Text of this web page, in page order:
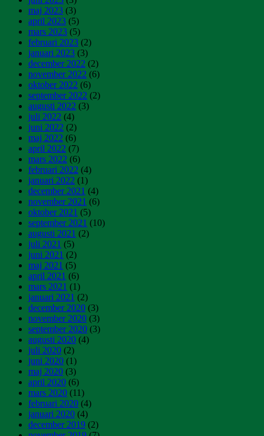
maj 2023 (3)
april 2023 (5)
mars 2023 (5)
februari 2023 (2)
januari 2023 (3)
december 2022 (2)
november 2022 (6)
oktober 2022 (6)
september 2022 (2)
augusti 2022 (3)
juli 2022 (4)
juni 2022 (2)
maj 2022 (6)
april 2022 (7)
mars 2022 (6)
februari 2022 (4)
januari 2022 (1)
december 2021 (4)
november 2021 (6)
oktober 2021 (5)
september 2021 (10)
augusti 2021 (2)
juli 2021 (5)
juni 2021 (2)
maj 2021 (5)
april 2021 (6)
mars 2021 (1)
januari 2021 (2)
december 2020 (3)
november 2020 (3)
september 2020 (3)
augusti 2020 (4)
juli 2020 (2)
juni 2020 (1)
maj 2020 (3)
april 2020 (6)
mars 2020 (11)
februari 2020 (4)
januari 2020 (4)
december 2019 (2)